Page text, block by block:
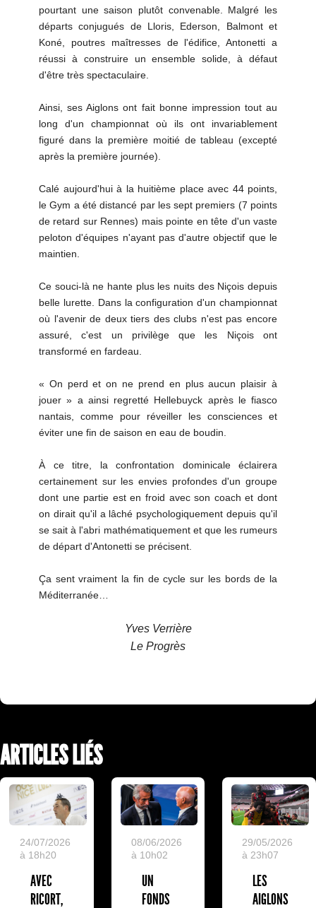
pourtant une saison plutôt convenable. Malgré les
départs conjugués de Lloris, Ederson, Balmont et
Koné, poutres maîtresses de l'édifice, Antonetti a
réussi à construire un ensemble solide, à défaut
d'être très spectaculaire.
Ainsi, ses Aiglons ont fait bonne impression tout au
long d'un championnat où ils ont invariablement
figuré dans la première moitié de tableau (excepté
après la première journée).
Calé aujourd'hui à la huitième place avec 44 points,
le Gym a été distancé par les sept premiers (7 points
de retard sur Rennes) mais pointe en tête d'un vaste
peloton d'équipes n'ayant pas d'autre objectif que le
maintien.
Ce souci-là ne hante plus les nuits des Niçois depuis
belle lurette. Dans la configuration d'un championnat
où l'avenir de deux tiers des clubs n'est pas encore
assuré, c'est un privilège que les Niçois ont
transformé en fardeau.
« On perd et on ne prend en plus aucun plaisir à
jouer » a ainsi regretté Hellebuyck après le fiasco
nantais, comme pour réveiller les consciences et
éviter une fin de saison en eau de boudin.
À ce titre, la confrontation dominicale éclairera
certainement sur les envies profondes d'un groupe
dont une partie est en froid avec son coach et dont
on dirait qu'il a lâché psychologiquement depuis qu'il
se sait à l'abri mathématiquement et que les rumeurs
de départ d'Antonetti se précisent.
Ça sent vraiment la fin de cycle sur les bords de la
Méditerranée…
Yves Verrière
Le Progrès
ARTICLES LIÉS
24/07/2026
à 18h20
AVEC
RICORT,
08/06/2026
à 10h02
UN
FONDS
29/05/2026
à 23h07
LES
AIGLONS